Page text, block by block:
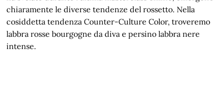
chiaramente le diverse tendenze del rossetto. Nella
cosiddetta tendenza Counter-Culture Color, troveremo
labbra rosse bourgogne da diva e persino labbra nere
intense.